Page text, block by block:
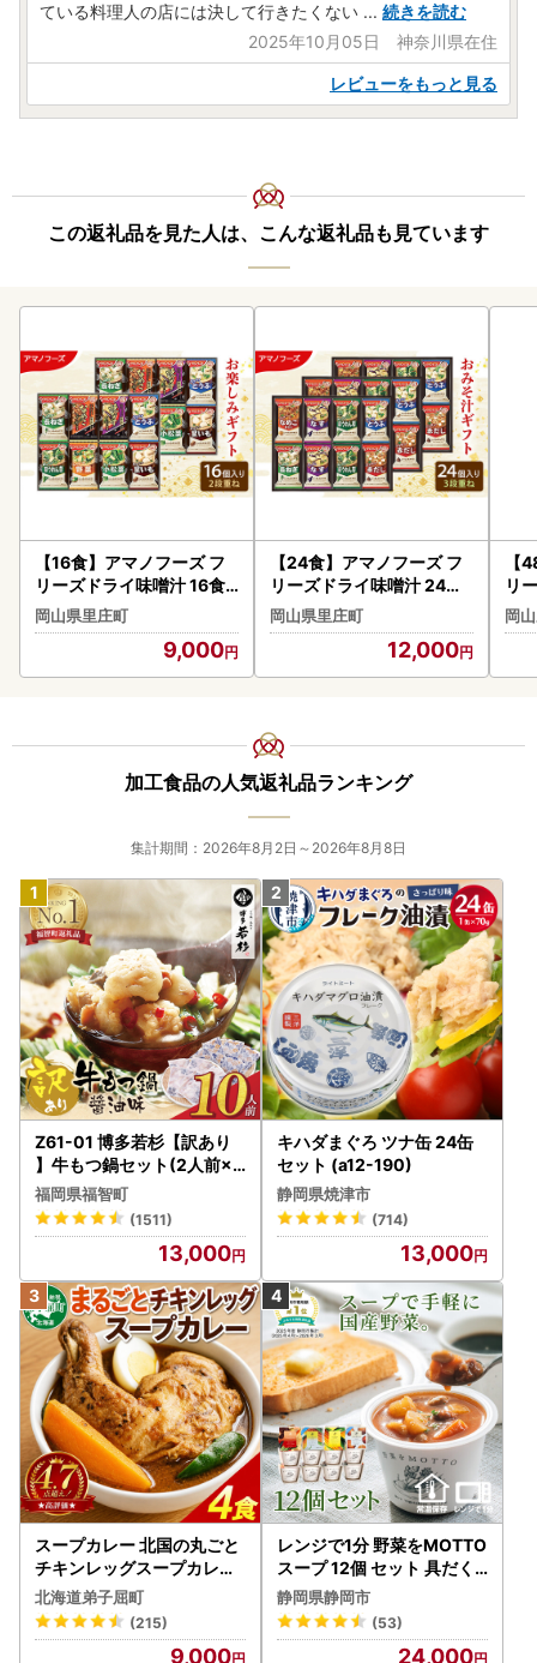
ている料理人の店には決して行きたくない ... 続きを読む
2025年10月05日 神奈川県在住
レビューをもっと見る
この返礼品を見た人は、こんな返礼品も見ています
【16食】アマノフーズ フ
リーズドライ味噌汁 16食
セット （8食×2箱） 200
M 人気おみそ汁 詰め合わ
せ お試し 送料無料【ふる
さと納税・里庄町】
岡山県里庄町
9,000
【24食】アマノフーズ フ
リーズドライ味噌汁 24食
セット （8食×3箱） 300
M 人気おみそ汁 詰め合わ
せ 送料無料【ふるさと納
税・里庄町】
岡山県里庄町
12,000
【
リ
48
ふ
岡
加工食品の人気返礼品ランキング
集計期間：2026年8月2日～2026年8月8日
Z61-01 博多若杉【訳あり
】牛もつ鍋セット(2人前×5
) 10人前 もつ鍋
福岡県福智町
(1511)
13,000
キハダまぐろ ツナ缶 24缶
セット (a12-190)
静岡県焼津市
(714)
13,000
スープカレー 北国の丸ごと
チキンレッグスープカレー
4個 3739
北海道弟子屈町
(215)
9,000
レンジで1分 野菜をMOTTO
スープ 12個 セット 具だく
さんスープ 朝食 惣菜 国産
野菜 常温保存
静岡県静岡市
(53)
24,000